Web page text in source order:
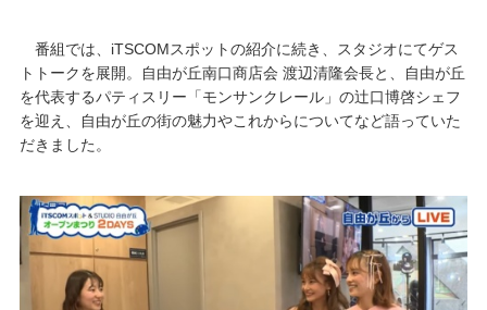
番組では、iTSCOMスポットの紹介に続き、スタジオにてゲス
トトークを展開。自由が丘南口商店会 渡辺清隆会長と、自由が丘
を代表するパティスリー「モンサンクレール」の辻口博啓シェフ
を迎え、自由が丘の街の魅力やこれからについてなど語っていた
だきました。